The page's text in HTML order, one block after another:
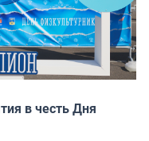
в честь Дня